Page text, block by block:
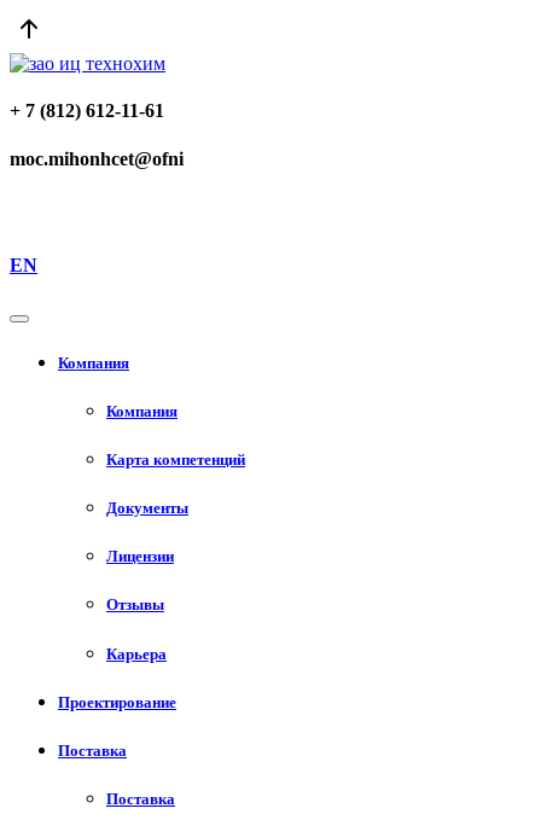
+ 7 (812) 612-11-61
moc.mihonhcet@ofni
EN
Компания
Компания
Карта компетенций
Документы
Лицензии
Отзывы
Карьера
Проектирование
Поставка
Поставка